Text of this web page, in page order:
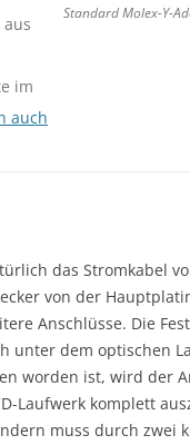
im
auch
Standard Molex-Y-
das Stromkabel
von der
Anschlüsse. Die
unter dem optischen
worden ist, wird der
Laufwerk komplett
muss durch zwei